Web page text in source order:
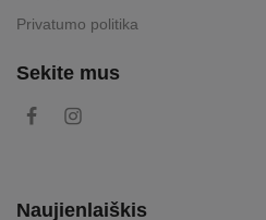
Privatumo politika
Sekite mus
Naujienlaiškis